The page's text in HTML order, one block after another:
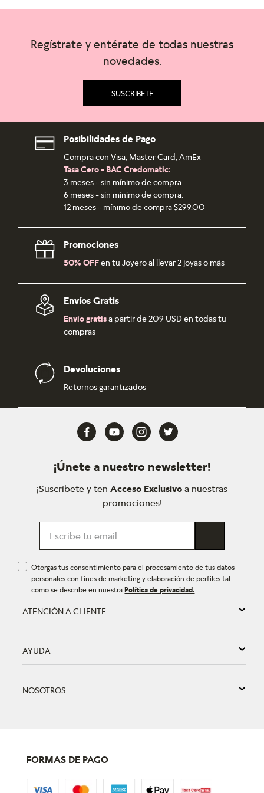
Regístrate y entérate de todas nuestras
novedades.
SUSCRIBETE
Posibilidades de Pago
Compra con Visa, Master Card, AmEx
Tasa Cero - BAC Credomatic:
3 meses - sin mínimo de compra.
6 meses - sin mínimo de compra.
12 meses - mínimo de compra $299.00
Promociones
50% OFFen tu Joyero al llevar 2 joyas o más
Envíos Gratis
Envío gratisa partir de 209 USD en todas tu
compras
Devoluciones
Retornos garantizados
¡Únete a nuestro newsletter!
¡Suscríbete y ten Acceso Exclusivo a nuestras
promociones!
Otorgas tus consentimiento para el procesamiento de tus datos
personales con fines de marketing y elaboración de perfiles tal
como se describe en nuestraPolítica de privacidad.
ATENCIÓN A CLIENTE
AYUDA
NOSOTROS
FORMAS DE PAGO